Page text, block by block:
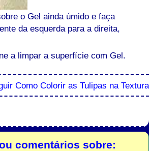
o Gel ainda úmido e faça
da esquerda para a direita,
a limpar a superfície com Gel.
Como Colorir as Tulipas na Textura
comentários sobre: